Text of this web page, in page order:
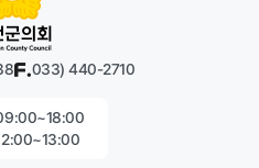
F.033) 440-2710